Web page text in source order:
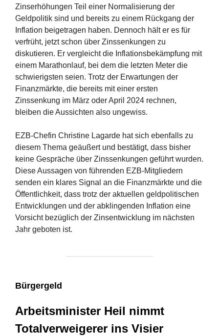
Zinserhöhungen Teil einer Normalisierung der
Geldpolitik sind und bereits zu einem Rückgang der
Inflation beigetragen haben. Dennoch hält er es für
verfrüht, jetzt schon über Zinssenkungen zu
diskutieren. Er vergleicht die Inflationsbekämpfung mit
einem Marathonlauf, bei dem die letzten Meter die
schwierigsten seien. Trotz der Erwartungen der
Finanzmärkte, die bereits mit einer ersten
Zinssenkung im März oder April 2024 rechnen,
bleiben die Aussichten also ungewiss.
EZB-Chefin Christine Lagarde hat sich ebenfalls zu
diesem Thema geäußert und bestätigt, dass bisher
keine Gespräche über Zinssenkungen geführt wurden.
Diese Aussagen von führenden EZB-Mitgliedern
senden ein klares Signal an die Finanzmärkte und die
Öffentlichkeit, dass trotz der aktuellen geldpolitischen
Entwicklungen und der abklingenden Inflation eine
Vorsicht bezüglich der Zinsentwicklung im nächsten
Jahr geboten ist.
Bürgergeld
Arbeitsminister Heil nimmt
Totalverweigerer ins Visier